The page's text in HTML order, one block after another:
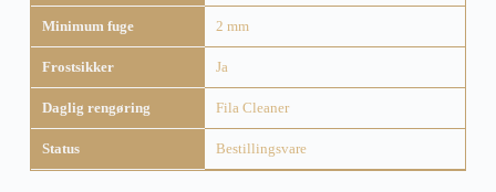
Minimum fuge 2 mm
Frostsikker Ja
Daglig rengøring Fila Cleaner
Status Bestillingsvare